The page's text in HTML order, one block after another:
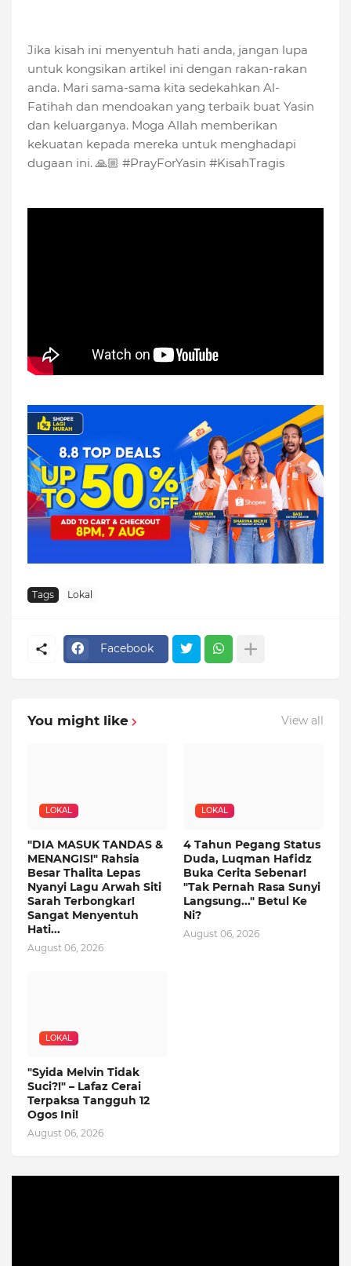
Jika kisah ini menyentuh hati anda, jangan lupa
untuk kongsikan artikel ini dengan rakan-rakan
anda. Mari sama-sama kita sedekahkan Al-
Fatihah dan mendoakan yang terbaik buat Yasin
dan keluarganya. Moga Allah memberikan
kekuatan kepada mereka untuk menghadapi
dugaan ini. 🙏🏼 #PrayForYasin #KisahTragis
Tags Lokal
Facebook
You might like View all
LOKAL
"DIA MASUK TANDAS &
MENANGIS!" Rahsia
Besar Thalita Lepas
Nyanyi Lagu Arwah Siti
Sarah Terbongkar!
Sangat Menyentuh
Hati...
August 06, 2026
LOKAL
4 Tahun Pegang Status
Duda, Luqman Hafidz
Buka Cerita Sebenar!
"Tak Pernah Rasa Sunyi
Langsung..." Betul Ke
Ni?
August 06, 2026
LOKAL
"Syida Melvin Tidak
Suci?!" – Lafaz Cerai
Terpaksa Tangguh 12
Ogos Ini!
August 06, 2026